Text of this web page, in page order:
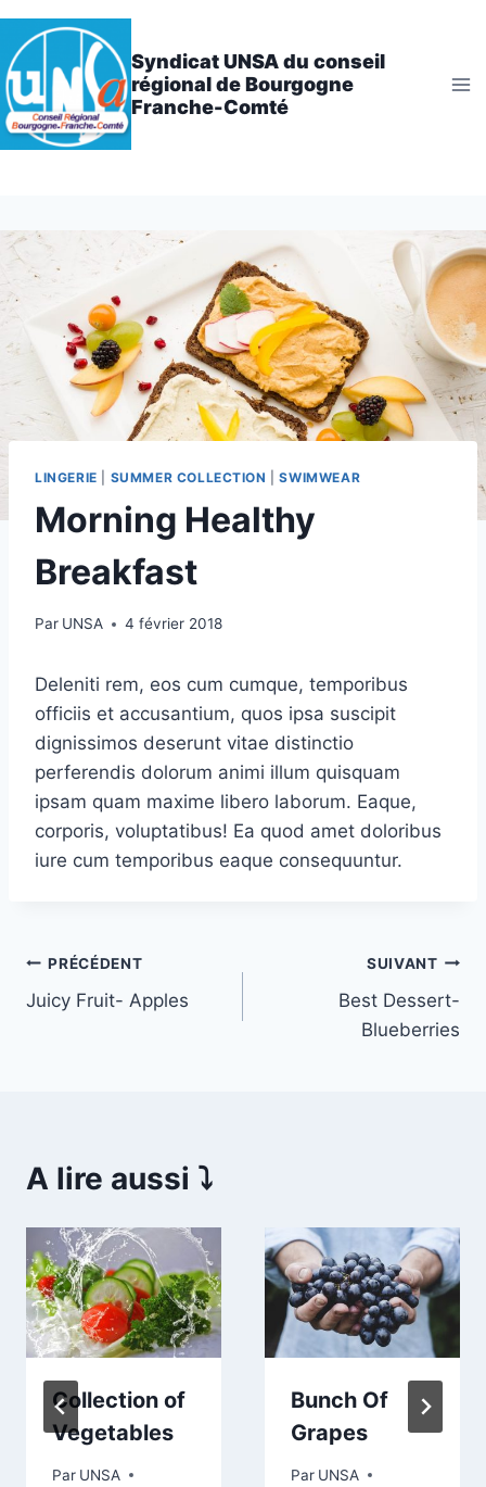
Aller
au
contenu
Syndicat UNSA du conseil
régional de Bourgogne
Franche-Comté
LINGERIE SUMMER COLLECTION |SWIMWEAR
Morning Healthy
Breakfast
Par UNSA 4 février 2018
Deleniti rem, eos cum cumque, temporibus
officiis et accusantium, quos ipsa suscipit
dignissimos deserunt vitae distinctio
perferendis dolorum animi illum quisquam
ipsam quam maxime libero laborum. Eaque,
corporis, voluptatibus! Ea quod amet doloribus
iure cum temporibus eaque consequuntur.
Navigation
de
PRÉCÉDENT
Juicy Fruit- Apples
SUIVANT
Best Dessert-
Blueberries
A lire aussi ⤵️
Collection of
Vegetables
Par UNSA
Bunch Of
Grapes
Par UNSA